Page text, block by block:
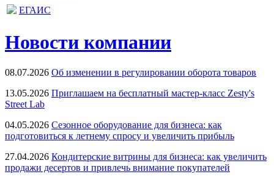
ЕГАИС
Новости компании
08.07.2026 Об изменении в регулировании оборота товаров
13.05.2026 Приглашаем на бесплатный мастер-класс Zesty's
Street Lab
04.05.2026 Сезонное оборудование для бизнеса: как
подготовиться к летнему спросу и увеличить прибыль
27.04.2026 Кондитерские витрины для бизнеса: как увеличить
продажи десертов и привлечь внимание покупателей